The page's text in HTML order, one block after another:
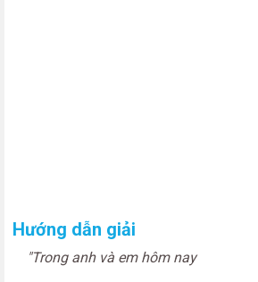
Hướng dẫn giải
"Trong anh và em hôm nay